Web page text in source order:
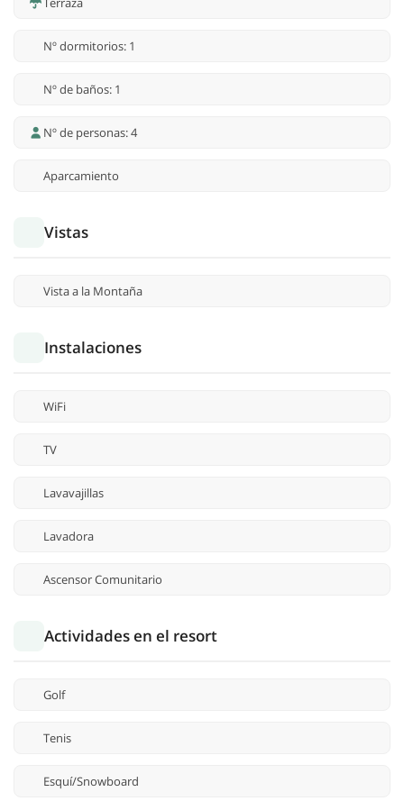
Nº dormitorios: 1
Nº de baños: 1
Nº de personas: 4
Aparcamiento
Vistas
Vista a la Montaña
Instalaciones
WiFi
TV
Lavavajillas
Lavadora
Ascensor Comunitario
Actividades en el resort
Golf
Tenis
Esquí/Snowboard